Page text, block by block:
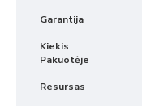
Garantija
Kiekis
Pakuotėje
Resursas